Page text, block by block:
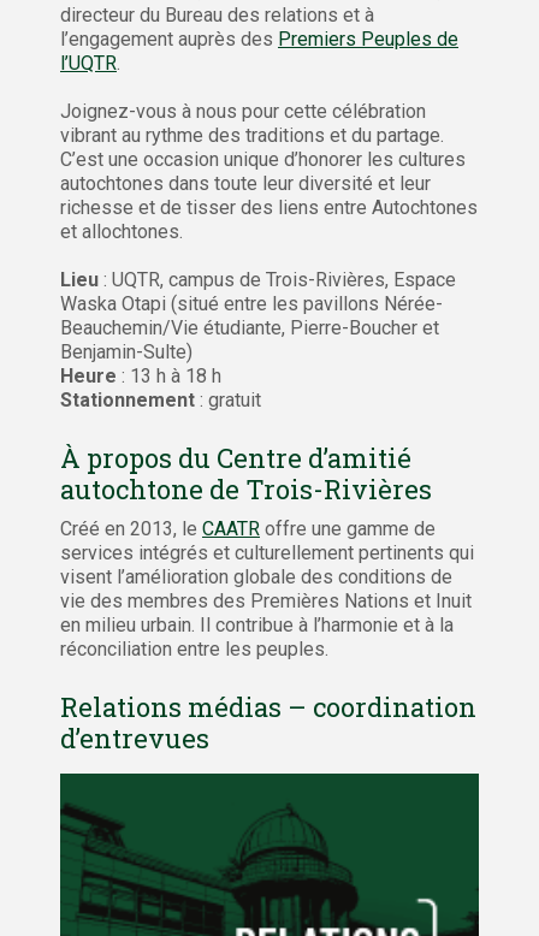
directeur du Bureau des relations et à
l’engagement auprès des Premiers Peuples de
l’UQTR
Joignez-vous à nous pour cette célébration
vibrant au rythme des traditions et du partage.
C’est une occasion unique d’honorer les cultures
autochtones dans toute leur diversité et leur
richesse et de tisser des liens entre Autochtones
et allochtones.
Lieu : UQTR, campus de Trois-Rivières, Espace
Waska Otapi (situé entre les pavillons Nérée-
Beauchemin/Vie étudiante, Pierre-Boucher et
Benjamin-Sulte)
Heure : 13 h à 18 h
Stationnement : gratuit
À propos du Centre d’amitié
autochtone de Trois-Rivières
Créé en 2013, le CAATR offre une gamme de
services intégrés et culturellement pertinents qui
visent l’amélioration globale des conditions de
vie des membres des Premières Nations et Inuit
en milieu urbain. Il contribue à l’harmonie et à la
réconciliation entre les peuples.
Relations médias – coordination
d’entrevues